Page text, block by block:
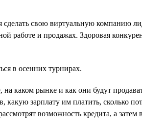
сделать свою виртуальную компанию
работе и продажах. Здоровая
в осенних турнирах.
каком рынке и как они будут
какую зарплату им платить, сколько
возможность кредита, а затем